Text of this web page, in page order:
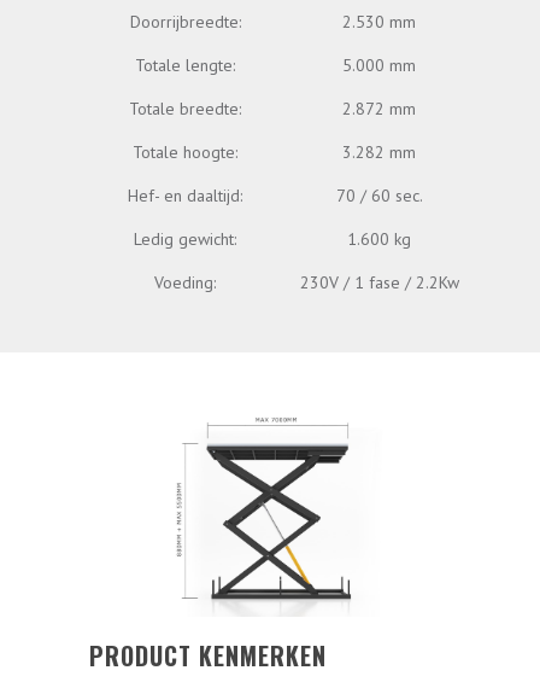
Doorrijbreedte:
2.530 mm
Totale lengte:
5.000 mm
Totale breedte:
2.872 mm
Totale hoogte:
3.282 mm
Hef- en daaltijd:
70 / 60 sec.
Ledig gewicht:
1.600 kg
Voeding:
230V / 1 fase / 2.2Kw
PRODUCT KENMERKEN